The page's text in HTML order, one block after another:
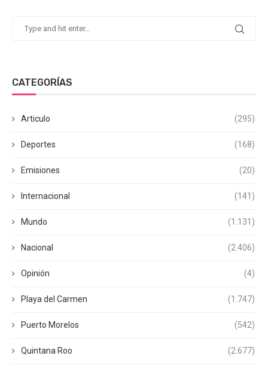
CATEGORÍAS
Articulo (295)
Deportes (168)
Emisiones (20)
Internacional (141)
Mundo (1.131)
Nacional (2.406)
Opinión (4)
Playa del Carmen (1.747)
Puerto Morelos (542)
Quintana Roo (2.677)